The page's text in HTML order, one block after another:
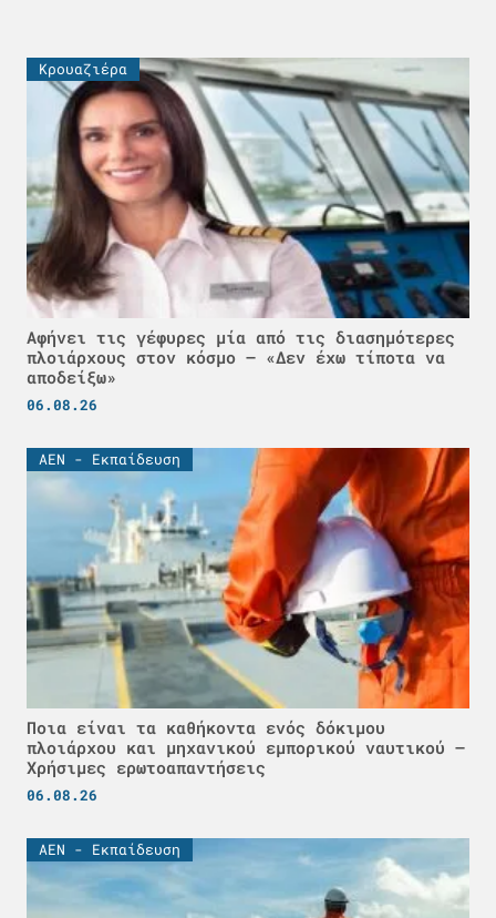
Κρουαζιέρα
Αφήνει τις γέφυρες μία από τις διασημότερες
πλοιάρχους στον κόσμο – «Δεν έχω τίποτα να
αποδείξω»
06.08.26
ΑΕΝ - Εκπαίδευση
Ποια είναι τα καθήκοντα ενός δόκιμου
πλοιάρχου και μηχανικού εμπορικού ναυτικού –
Χρήσιμες ερωτοαπαντήσεις
06.08.26
ΑΕΝ - Εκπαίδευση